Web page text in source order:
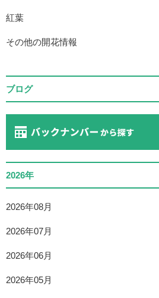
紅葉
その他の開花情報
ブログ
2026年
2026年08月
2026年07月
2026年06月
2026年05月